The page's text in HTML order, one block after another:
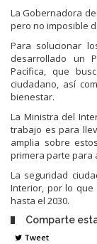
La Gobernadora
pero no imposible
Para solucionar
desarrollado un
Pacífica, que
ciudadano, así
bienestar.
La Ministra del
trabajo es para
amplia sobre
primera parte para
La seguridad
Interior, por lo
hasta el 2030.
Comparte
Tweet